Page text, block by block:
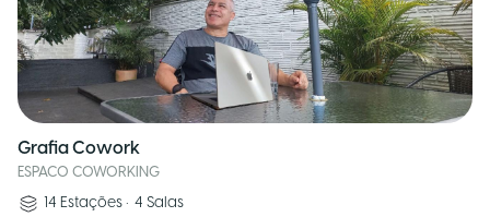
Grafia Cowork
ESPACO COWORKING
14 Estações • 4 Salas